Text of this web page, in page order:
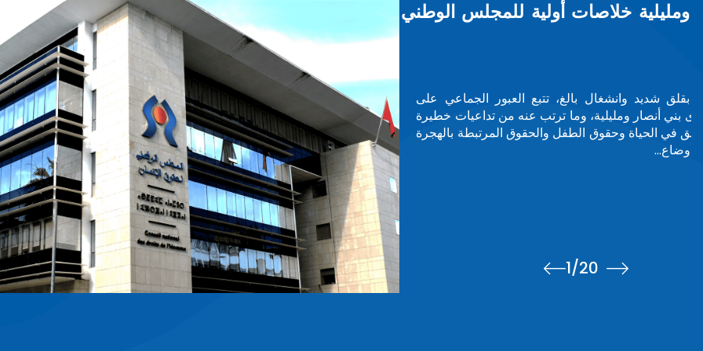
الأمم المتحدة تحتفي بآمنة بوعياش ضمن معرض عالمي لنساء يقدن
في مبادرة تعكس الاعتراف الدولي بالقيادات النسائية ذات الأثر، يحتضن مقر الأمم المتحدة بجنيف
معرض صور يحتفي بـ75 امرأة من مختلف أنحاء العالم، تحت عنوان ”نساء يقدن دولاً ومجتمعات“،
من بينهن السيدة آمنة بوعياش، رئيسة المجلس الوطني لحقوق الإنسان.— — —معطيات حول صور
المعرض75 سيدة / صورةسيدة مغربية…
2/20